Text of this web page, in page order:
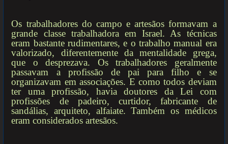
Os trabalhadores do campo e artesãos formavam a
grande classe trabalhadora em Israel. As técnicas
eram bastante rudimentares, e o trabalho manual era
valorizado, diferentemente da mentalidade grega,
que o desprezava. Os trabalhadores geralmente
passavam a profissão de pai para filho e se
organizavam em associações. E como todos deviam
ter uma profissão, havia doutores da Lei com
profissões de padeiro, curtidor, fabricante de
sandálias, arquiteto, alfaiate. Também os médicos
eram considerados artesãos.